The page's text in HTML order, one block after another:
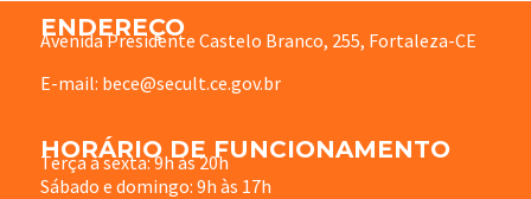
ENDEREÇO
Avenida Presidente Castelo Branco, 255, Fortaleza-CE
E-mail: bece@secult.ce.gov.br
HORÁRIO DE FUNCIONAMENTO
Terça à sexta: 9h às 20h
Sábado e domingo: 9h às 17h